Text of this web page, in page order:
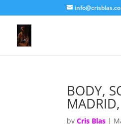
BODY,
byCris Blas |